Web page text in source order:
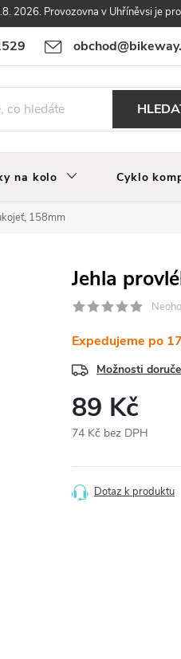
2026. Provozovna v Uhříněvsi je
osobních údajů Vrácení a
na kolo Cyklo
158mm
Jehla
Expedujeme po
Možnosti
89 Kč
74 Kč bez DPH
cena:
Dotaz k produktu